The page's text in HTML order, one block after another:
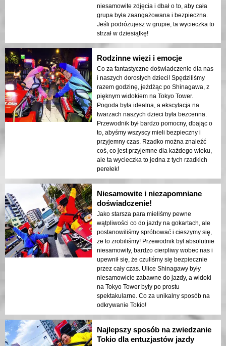
niesamowite zdjęcia i dbał o to, aby cała
grupa była zaangażowana i bezpieczna.
Jeśli podróżujesz w grupie, ta wycieczka to
strzał w dziesiątkę!
Rodzinne więzi i emocje
Co za fantastyczne doświadczenie dla nas
i naszych dorosłych dzieci! Spędziliśmy
razem godzinę, jeżdżąc po Shinagawa, z
pięknym widokiem na Tokyo Tower.
Pogoda była idealna, a ekscytacja na
twarzach naszych dzieci była bezcenna.
Przewodnik był bardzo pomocny, dbając o
to, abyśmy wszyscy mieli bezpieczny i
przyjemny czas. Rzadko można znaleźć
coś, co jest przyjemne dla każdego wieku,
ale ta wycieczka to jedna z tych rzadkich
perełek!
Niesamowite i niezapomniane
doświadczenie!
Jako starsza para mieliśmy pewne
wątpliwości co do jazdy na gokartach, ale
postanowiliśmy spróbować i cieszymy się,
że to zrobiliśmy! Przewodnik był absolutnie
niesamowity, bardzo cierpliwy wobec nas i
upewnił się, że czuliśmy się bezpiecznie
przez cały czas. Ulice Shinagawy były
niesamowicie zabawne do jazdy, a widoki
na Tokyo Tower były po prostu
spektakularne. Co za unikalny sposób na
odkrywanie Tokio!
Najlepszy sposób na zwiedzanie
Tokio dla entuzjastów jazdy